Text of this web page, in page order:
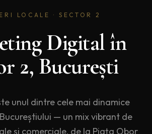
LOCALE · SECTOR 2
Digital în
2, București
unul dintre cele mai dinamice
— un mix vibrant de
și comerciale, de la Piața Obor